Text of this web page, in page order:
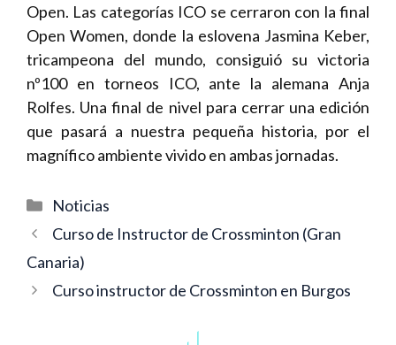
Open. Las categorías ICO se cerraron con la final
Open Women, donde la eslovena Jasmina Keber,
tricampeona del mundo, consiguió su victoria
nº100 en torneos ICO, ante la alemana Anja
Rolfes. Una final de nivel para cerrar una edición
que pasará a nuestra pequeña historia, por el
magnífico ambiente vivido en ambas jornadas.
Categorías
Noticias
Navegación
de
Curso de Instructor de Crossminton (Gran
Canaria)
Curso instructor de Crossminton en Burgos